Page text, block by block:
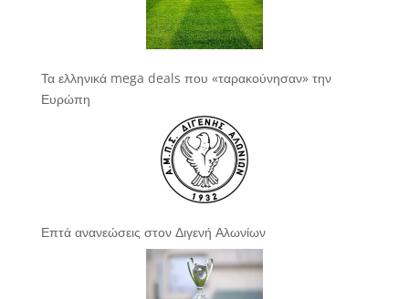
Τα ελληνικά mega deals που «ταρακούνησαν» την
Ευρώπη
Επτά ανανεώσεις στον Διγενή Αλωνίων